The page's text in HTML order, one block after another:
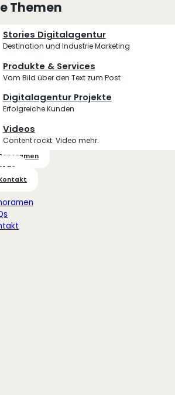
Themen
Stories Digitalagentur
Destination und Industrie Marketing
Produkte & Services
Vom Bild über den Text zum Post
Digitalagentur Projekte
Erfolgreiche Kunden
Videos
Content rockt. Video mehr.